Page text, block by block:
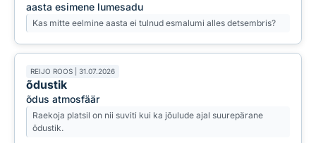
aasta esimene lumesadu
Kas mitte eelmine aasta ei tulnud esmalumi alles detsembris?
REIJO ROOS | 31.07.2026
õdustik
õdus atmosfäär
Raekoja platsil on nii suviti kui ka jõulude ajal suurepärane
õdustik.